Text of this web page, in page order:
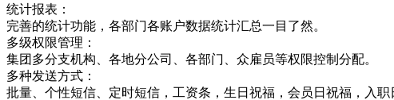
统计报表：
完善的统计功能，各部门各账户数据统计汇总一目了然。
多级权限管理：
集团多分支机构、各地分公司、各部门、众雇员等权限控制分配。
多种发送方式：
批量、个性短信、定时短信，工资条，生日祝福，会员日祝福，入职